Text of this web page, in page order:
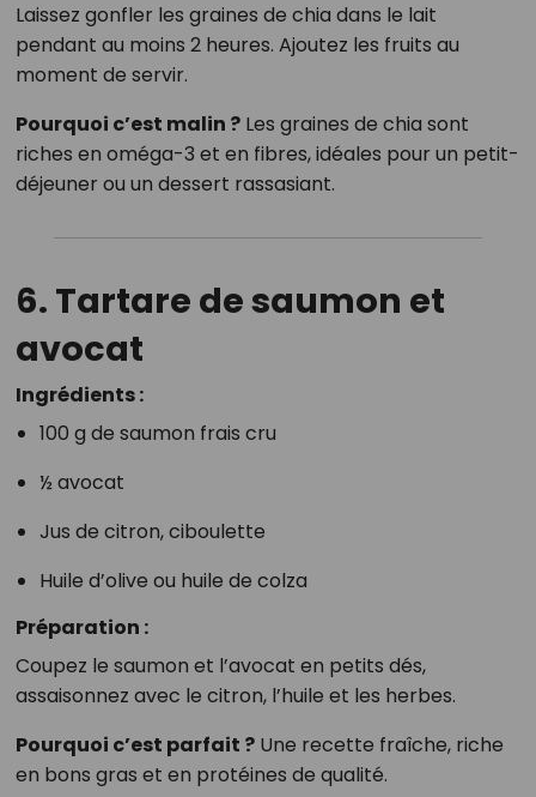
Laissez gonfler les graines de chia dans le lait
pendant au moins 2 heures. Ajoutez les fruits au
moment de servir.
Pourquoi c’est malin ?Les graines de chia sont
riches en oméga-3 et en fibres, idéales pour un petit-
déjeuner ou un dessert rassasiant.
6. Tartare de saumon et
avocat
Ingrédients :
100 g de saumon frais cru
½ avocat
Jus de citron, ciboulette
Huile d’olive ou huile de colza
Préparation :
Coupez le saumon et l’avocat en petits dés,
assaisonnez avec le citron, l’huile et les herbes.
Pourquoi c’est parfait ?Une recette fraîche, riche
en bons gras et en protéines de qualité.